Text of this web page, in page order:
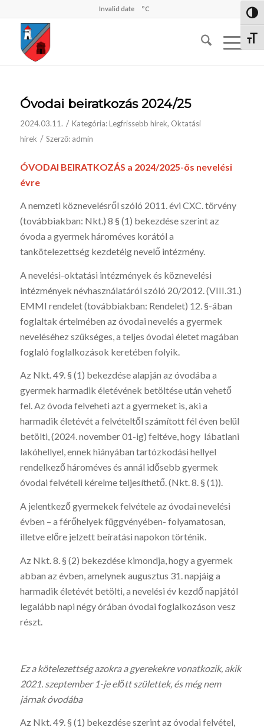
Invalid date °C
Óvodai beiratkozás 2024/25
2024.03.11. / Kategória:Legfrissebb hírek, Oktatási
hírek / Szerző: admin
ÓVODAI BEIRATKOZÁS a 2024/2025-ös nevelési
évre
A nemzeti köznevelésről szóló 2011. évi CXC. törvény
(továbbiakban: Nkt.) 8 § (1) bekezdése szerint az
óvoda a gyermek hároméves korától a
tankötelezettség kezdetéig nevelő intézmény.
A nevelési-oktatási intézmények és köznevelési
intézmények névhasználatáról szóló 20/2012. (VIII.31.)
EMMI rendelet (továbbiakban: Rendelet) 12. §-ában
foglaltak értelmében az óvodai nevelés a gyermek
neveléséhez szükséges, a teljes óvodai életet magában
foglaló foglalkozások keretében folyik.
Az Nkt. 49. § (1) bekezdése alapján az óvodába a
gyermek harmadik életévének betöltése után vehető
fel. Az óvoda felveheti azt a gyermeket is, aki a
harmadik életévét a felvételtől számított fél éven belül
betölti, (2024. november 01-ig) feltéve, hogy lábatlani
lakóhellyel, ennek hiányában tartózkodási hellyel
rendelkező hároméves és annál idősebb gyermek
óvodai felvételi kérelme teljesíthető. (Nkt. 8. § (1)).
A jelentkező gyermekek felvétele az óvodai nevelési
évben – a férőhelyek függvényében- folyamatosan,
illetve előre jelzett beíratási napokon történik.
Az Nkt. 8. § (2) bekezdése kimondja, hogy a gyermek
abban az évben, amelynek augusztus 31. napjáig a
harmadik életévét betölti, a nevelési év kezdő napjától
legalább napi négy órában óvodai foglalkozáson vesz
részt.
Ez a kötelezettség azokra a gyerekekre vonatkozik, akik
2021. szeptember 1-je előtt születtek, és még nem
járnak óvodába
Az Nkt. 49. § (1) bekezdése szerint az óvodai felvétel,